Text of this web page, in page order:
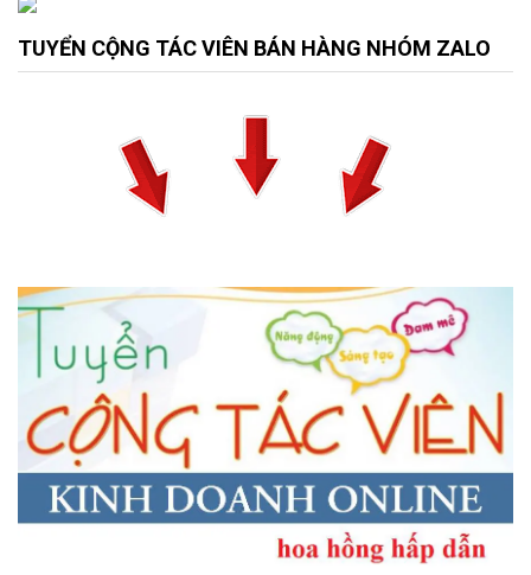
TUYỂN CỘNG TÁC VIÊN BÁN HÀNG NHÓM ZALO